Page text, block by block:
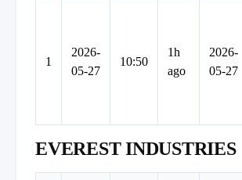
1
2026-
05-27
10:50
1h
ago
2026-
05-27
EVEREST INDUSTRIES